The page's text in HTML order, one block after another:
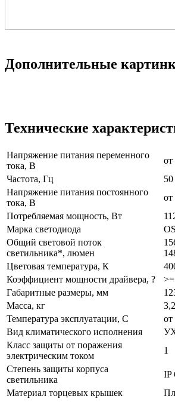
Дополнительные
Технические
Напряжение питания переменного
тока, В
от
Частота, Гц
50
Напряжение питания постоянного
тока, В
от
Потребляемая мощность, Вт
Марка светодиода
Общий световой поток
светильника*, люмен
Цветовая температура, К
Коэффициент мощности драйвера, ?
Габаритные размеры, мм
Масса, кг
3,2
Температура эксплуатации, С
от
Вид климатического исполнения
Класс защиты от поражения
электрическим током
1
Степень защиты корпуса
светильника
IP
Материал торцевых крышек